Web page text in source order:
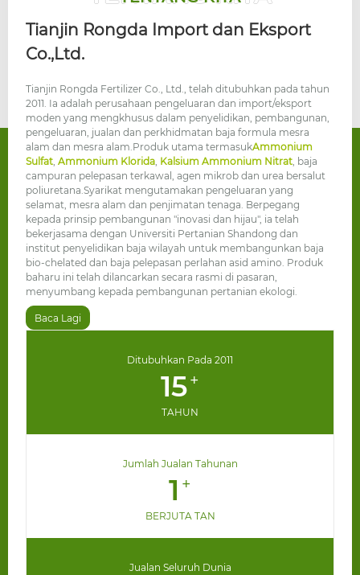
Tianjin Rongda Import dan Eksport
Co.,Ltd.
Tianjin Rongda Fertilizer Co., Ltd., telah ditubuhkan pada tahun
2011. Ia adalah perusahaan pengeluaran dan import/eksport
moden yang mengkhusus dalam penyelidikan, pembangunan,
pengeluaran, jualan dan perkhidmatan baja formula mesra
alam dan mesra alam.Produk utama termasukAmmonium
Sulfat,Ammonium Klorida, Kalsium Ammonium Nitrat, baja
campuran pelepasan terkawal, agen mikrob dan urea bersalut
poliuretana.Syarikat mengutamakan pengeluaran yang
selamat, mesra alam dan penjimatan tenaga. Berpegang
kepada prinsip pembangunan "inovasi dan hijau", ia telah
bekerjasama dengan Universiti Pertanian Shandong dan
institut penyelidikan baja wilayah untuk membangunkan baja
bio-chelated dan baja pelepasan perlahan asid amino. Produk
baharu ini telah dilancarkan secara rasmi di pasaran,
menyumbang kepada pembangunan pertanian ekologi.
Baca Lagi
Ditubuhkan Pada 2011
15+
TAHUN
Jumlah Jualan Tahunan
1 +
BERJUTA TAN
Jualan Seluruh Dunia